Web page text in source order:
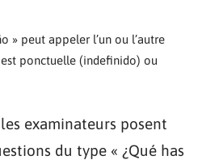
» peut appeler l’un ou l’autre
ponctuelle (indefinido) ou
examinateurs posent
du type « ¿Qué has